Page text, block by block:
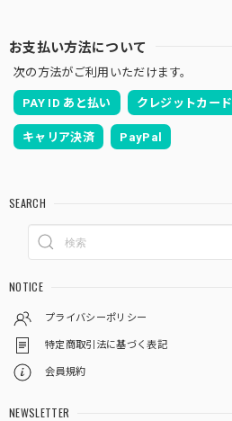
お支払い方法について
次の方法がご利用いただけます。
PAY ID あと払い クレジットカード
キャリア決済 PayPal
SEARCH
NOTICE
プライバシーポリシー
特定商取引法に基づく表記
会員規約
NEWSLETTER